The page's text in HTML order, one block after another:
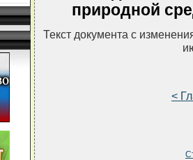
природной
Текст документа с
<